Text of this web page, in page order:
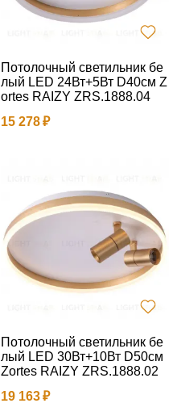
Потолочный светильник бе
лый LED 24Вт+5Вт D40см Z
ortes RAIZY ZRS.1888.04
15 278
Потолочный светильник бе
лый LED 30Вт+10Вт D50см
Zortes RAIZY ZRS.1888.02
19 163